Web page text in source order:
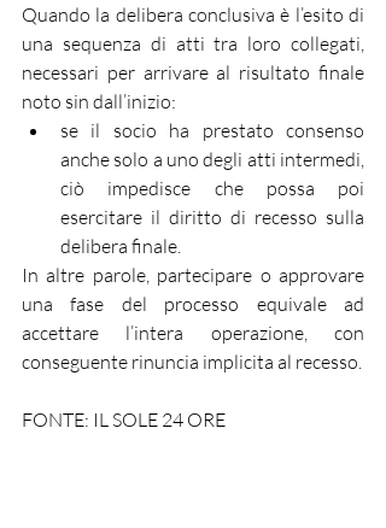
Quando la delibera conclusiva è l’esito di
una sequenza di atti tra loro collegati,
necessari per arrivare al risultato finale
noto sin dall’inizio:
se il socio ha prestato consenso
anche solo a uno degli atti intermedi,
ciò impedisce che possa poi
esercitare il diritto di recesso sulla
delibera finale.
In altre parole, partecipare o approvare
una fase del processo equivale ad
accettare l’intera operazione, con
conseguente rinuncia implicita al recesso.
FONTE: IL SOLE 24 ORE